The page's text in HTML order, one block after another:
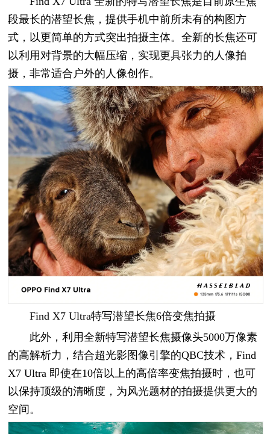
段最长的潜望长焦，提供手机中前所未有的构图方
式，以更简单的方式突出拍摄主体。全新的长焦还可
以利用对背景的大幅压缩，实现更具张力的人像拍
摄，非常适合户外的人像创作。
Find X7 Ultra特写潜望长焦6倍变焦拍摄
此外，利用全新特写潜望长焦摄像头5000万像素
的高解析力，结合超光影图像引擎的QBC技术，Find
X7 Ultra 即使在10倍以上的高倍率变焦拍摄时，也可
以保持顶级的清晰度，为风光题材的拍摄提供更大的
空间。